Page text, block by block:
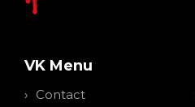
VK Menu
Contact